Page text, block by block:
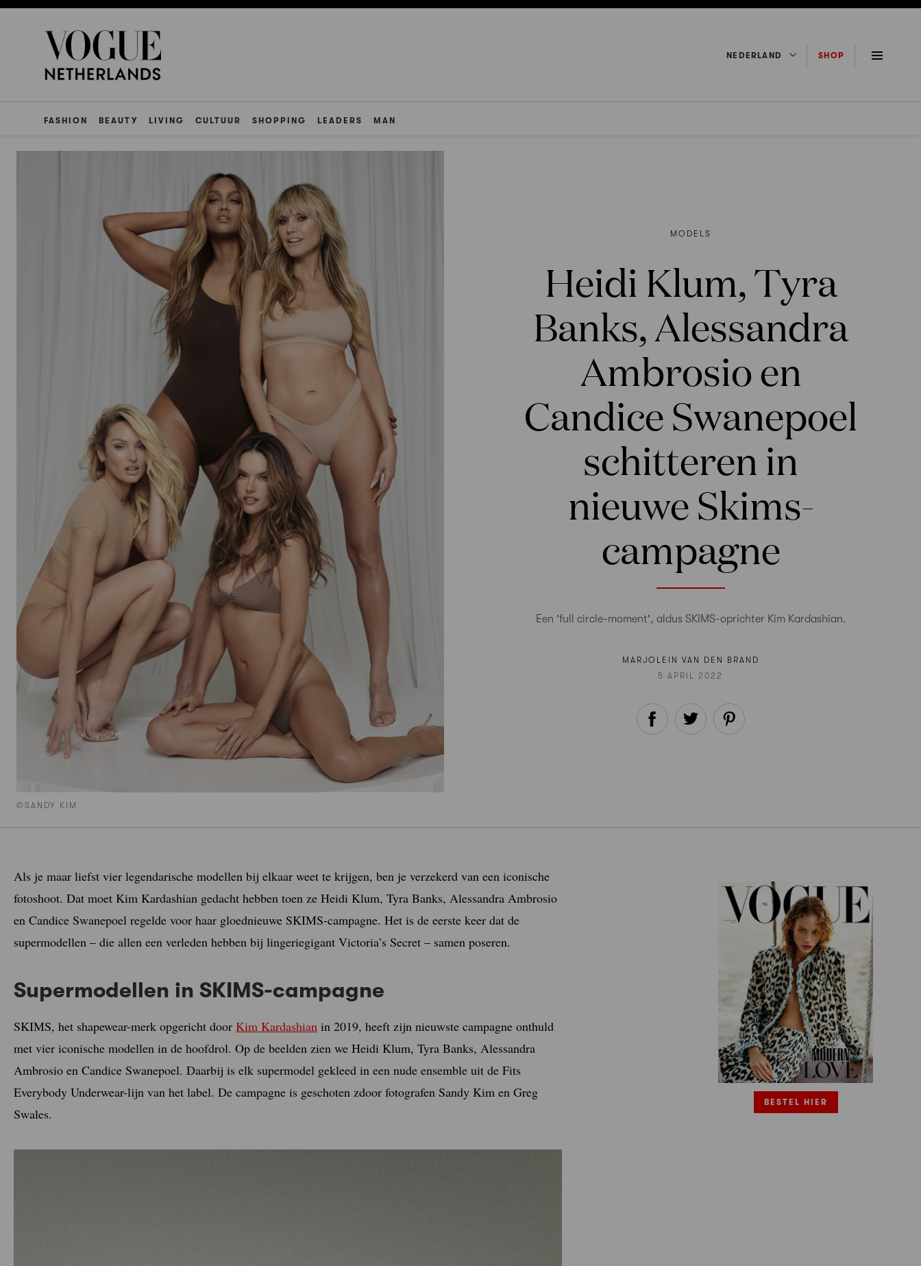
NEDERLAND SHOP
FASHION BEAUTY LIVING CULTUUR SHOPPING LEADERS MAN
©SANDY KIM
MODELS
Heidi Klum, Tyra
Banks, Alessandra
Ambrosio en
Candice Swanepoel
schitteren in
nieuwe Skims-
campagne
Een 'full circle-moment', aldus SKIMS-oprichter Kim Kardashian.
MARJOLEIN VAN DEN BRAND
5 APRIL 2022
Als je maar liefst vier legendarische modellen bij elkaar weet te krijgen, ben je verzekerd van een iconische
fotoshoot. Dat moet Kim Kardashian gedacht hebben toen ze Heidi Klum, Tyra Banks, Alessandra Ambrosio
en Candice Swanepoel regelde voor haar gloednieuwe SKIMS-campagne. Het is de eerste keer dat de
supermodellen – die allen een verleden hebben bij lingeriegigant Victoria’s Secret – samen poseren.
Supermodellen in SKIMS-campagne
SKIMS, het shapewear-merk opgericht door Kim Kardashian in 2019, heeft zijn nieuwste campagne onthuld
met vier iconische modellen in de hoofdrol. Op de beelden zien we Heidi Klum, Tyra Banks, Alessandra
Ambrosio en Candice Swanepoel. Daarbij is elk supermodel gekleed in een nude ensemble uit de Fits
Everybody Underwear-lijn van het label. De campagne is geschoten zdoor fotografen Sandy Kim en Greg
Swales.
BESTEL HIER